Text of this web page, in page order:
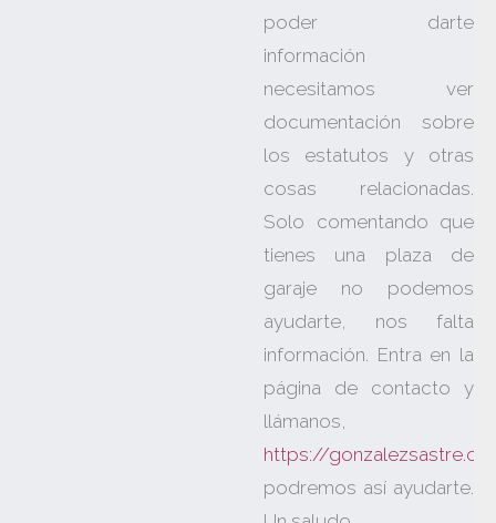
poder darte
información
necesitamos ver
documentación sobre
los estatutos y otras
cosas relacionadas.
Solo comentando que
tienes una plaza de
garaje no podemos
ayudarte, nos falta
información. Entra en la
página de contacto y
llámanos,
https://
podremos así ayudarte.